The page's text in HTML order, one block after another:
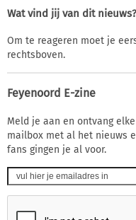
Wat vind jij van dit nieuws?
Om te reageren moet je
rechtsboven.
Feyenoord E-zine
Meld je aan en ontvang
mailbox met al het nieuws
fans gingen je al voor.